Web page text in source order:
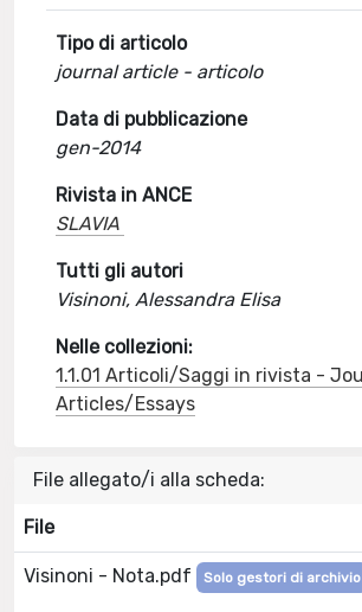
Tipo di articolo
journal article - articolo
Data di pubblicazione
gen-2014
Rivista in ANCE
SLAVIA
Tutti gli autori
Visinoni, Alessandra Elisa
Nelle collezioni:
1.1.01 Articoli/Saggi in rivista -
Articles/Essays
File allegato/i alla scheda:
File
Visinoni - Nota.pdf Solo gestori di archivio